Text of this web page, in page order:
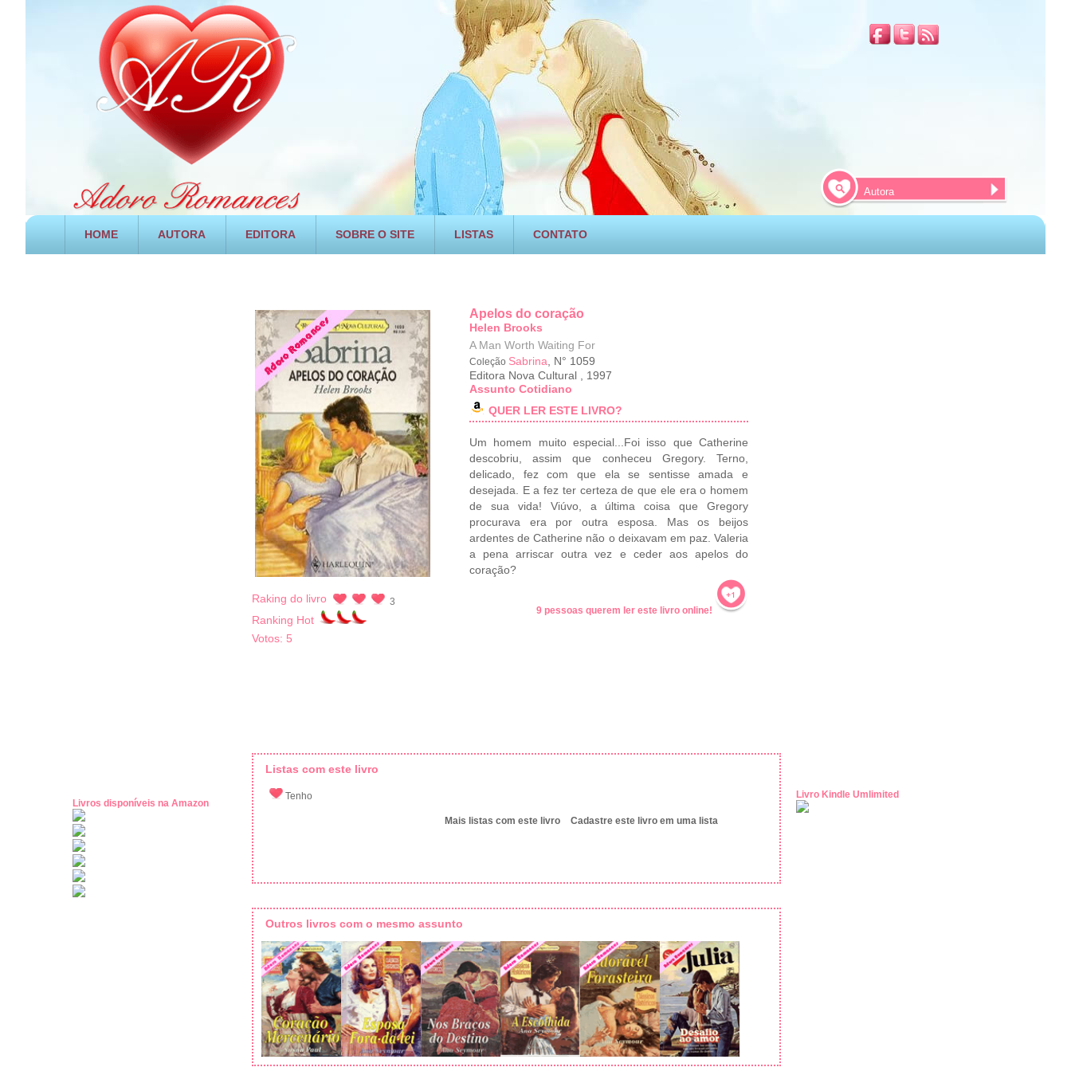
HOME AUTORA EDITORA SOBRE O SITE LISTAS CONTATO
Livros disponíveis na Amazon
Raking do livro 3
Ranking Hot
Votos: 5
Apelos do coração
Helen Brooks
A Man Worth Waiting For
Coleção Sabrina , N° 1059
Editora Nova Cultural
1997
Assunto Cotidiano
QUER LER ESTE LIVRO?
Um homem muito especial...Foi isso que Catherine
descobriu, assim que conheceu Gregory. Terno,
delicado, fez com que ela se sentisse amada e
desejada. E a fez ter certeza de que ele era o homem
de sua vida! Viúvo, a última coisa que Gregory
procurava era por outra esposa. Mas os beijos
ardentes de Catherine não o deixavam em paz. Valeria
a pena arriscar outra vez e ceder aos apelos do
coração?
9 pessoas querem ler este livro online!
Livro Kindle Umlimited
Listas com este livro
Tenho
Mais listas com este livro Cadastre este livro em uma lista
Outros livros com o mesmo assunto